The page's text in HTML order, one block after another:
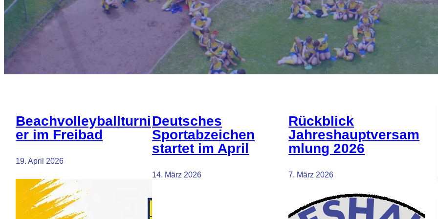
Beachvolleyballturni
er im Freibad
19. April 2026
Deutsches
Sportabzeichen
startet im April
14. März 2026
Rückblick
Jahreshauptversam
mlung 2026
7. März 2026